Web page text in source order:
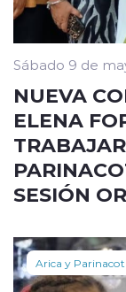
Sábado 9 de
NUEVA
ELENA
SESIÓN
Arica y